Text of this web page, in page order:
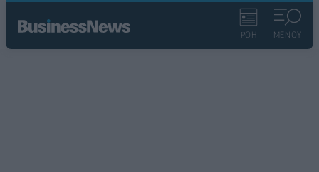
ΡΟΗ ΜΕΝΟΥ